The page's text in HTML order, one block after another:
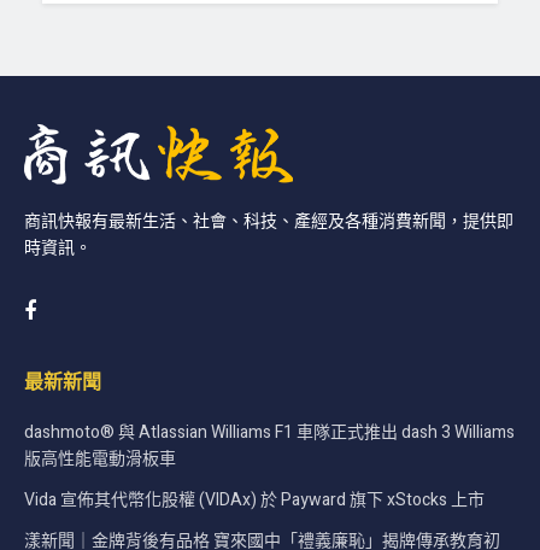
商訊快報有最新生活、社會、科技、產經及各種消費新聞，提供即
時資訊。
最新新聞
dashmoto® 與 Atlassian Williams F1 車隊正式推出 dash 3 Williams
版高性能電動滑板車
Vida 宣佈其代幣化股權 (VIDAx) 於 Payward 旗下 xStocks 上市
漾新聞｜金牌背後有品格 寶來國中「禮義廉恥」揭牌傳承教育初